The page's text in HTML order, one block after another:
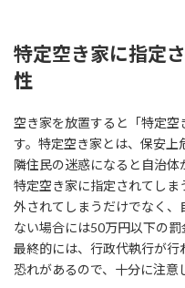
特定空き家に指定
性
空き家を放置すると「特定
す。特定空き家とは、保安
隣住民の迷惑になると自治体
特定空き家に指定されてし
外されてしまうだけでなく
ない場合には50万円以下の罰
最終的には、行政代執行が行
恐れがあるので、十分に注意